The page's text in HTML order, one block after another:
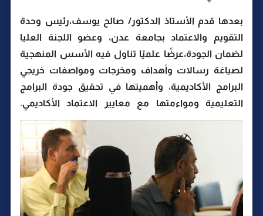
بعدها قدم الأستاذ الدكتور/ صالح يوسف،رئيس وحدة
التقويم والاعتماد بجامعة عدن، وعضو اللجنة العليا
لضمان الجودة،عرضًا علميًا تناول فيه الأسس المنهجية
لصياغة رسالات وأهداف ومخرجات ومواصفات خريجي
البرامج الأكاديمية، وأهميتها في تحقيق جودة البرامج
التعليمية ومواءمتها مع معايير الاعتماد الأكاديمي.